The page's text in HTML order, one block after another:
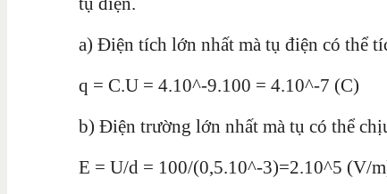
a) Điện tích lớn nhất mà tụ điện có thể
q = C.U = 4.10^-9.100 = 4.10^-7 (C)
b) Điện trường lớn nhất mà tụ có thể
E = U/d = 100/(0,5.10^-3)=2.10^5 (V/